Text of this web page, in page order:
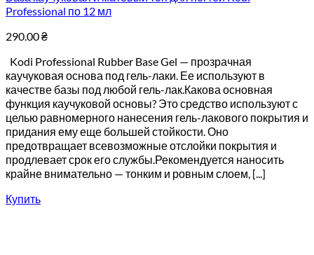
Professional по 12 мл
290.00₴
Kodi Professional Rubber Base Gel — прозрачная
каучуковая основа под гель-лаки. Ее используют в
качестве базы под любой гель-лак.Какова основная
функция каучуковой основы? Это средство используют с
целью равномерного нанесения гель-лакового покрытия и
придания ему еще большей стойкости. Оно
предотвращает всевозможные отслойки покрытия и
продлевает срок его службы.Рекомендуется наносить
крайне внимательно — тонким и ровным слоем, [...]
Купить